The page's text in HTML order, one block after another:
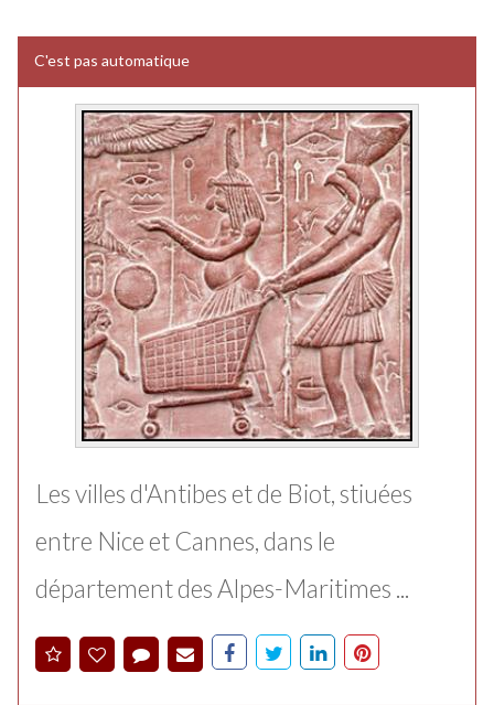
C'est pas automatique
Les villes d'Antibes et de Biot, stiuées
entre Nice et Cannes, dans le
département des Alpes-Maritimes ...